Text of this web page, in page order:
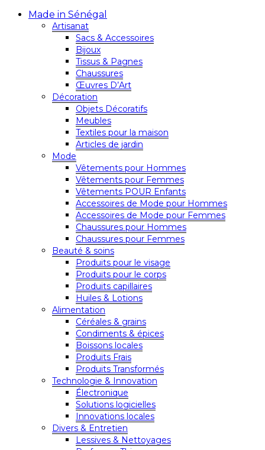
Made in Sénégal
Artisanat
Sacs & Accessoires
Bijoux
Tissus & Pagnes
Chaussures
Œuvres D’Art
Décoration
Objets Décoratifs
Meubles
Textiles pour la maison
Articles de jardin
Mode
Vêtements pour Hommes
Vêtements pour Femmes
Vêtements POUR Enfants
Accessoires de Mode pour Hommes
Accessoires de Mode pour Femmes
Chaussures pour Hommes
Chaussures pour Femmes
Beauté & soins
Produits pour le visage
Produits pour le corps
Produits capillaires
Huiles & Lotions
Alimentation
Céréales & grains
Condiments & épices
Boissons locales
Produits Frais
Produits Transformés
Technologie & Innovation
Électronique
Solutions logicielles
Innovations locales
Divers & Entretien
Lessives & Nettoyages